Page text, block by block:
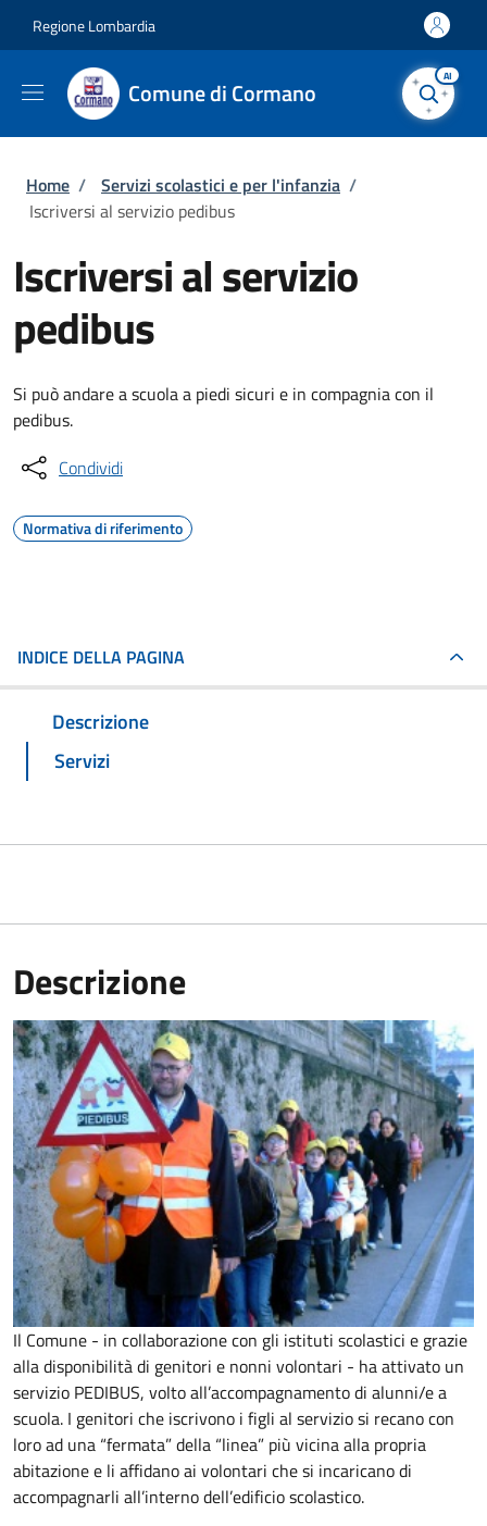
Regione Lombardia
Comune di Cormano
AI
Briciole di pane
Home / Servizi scolastici e per l'infanzia /
Iscriversi al servizio pedibus
Iscriversi al servizio
pedibus
Si può andare a scuola a piedi sicuri e in compagnia con il
pedibus.
Condividi
Normativa di riferimento
INDICE DELLA PAGINA
Descrizione
Servizi
Descrizione
Il Comune - in collaborazione con gli istituti scolastici e grazie
alla disponibilità di genitori e nonni volontari - ha attivato un
servizio PEDIBUS, volto all’accompagnamento di alunni/e a
scuola. I genitori che iscrivono i figli al servizio si recano con
loro ad una “fermata” della “linea” più vicina alla propria
abitazione e li affidano ai volontari che si incaricano di
accompagnarli all’interno dell’edificio scolastico.